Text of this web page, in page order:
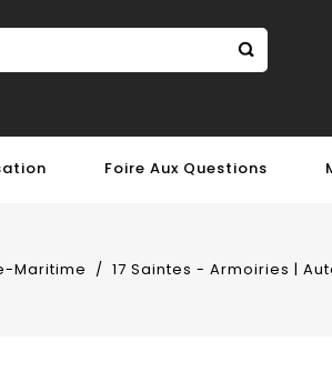
Foire Aux Questions
Maritime 17 Saintes - Armoiries |